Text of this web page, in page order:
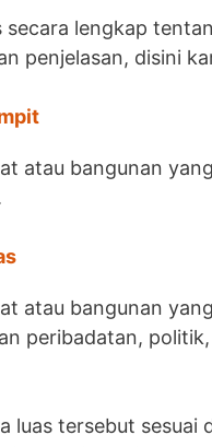
secara lengkap
penjelasan, disini
atau bangunan
atau bangunan
peribadatan,
luas tersebut